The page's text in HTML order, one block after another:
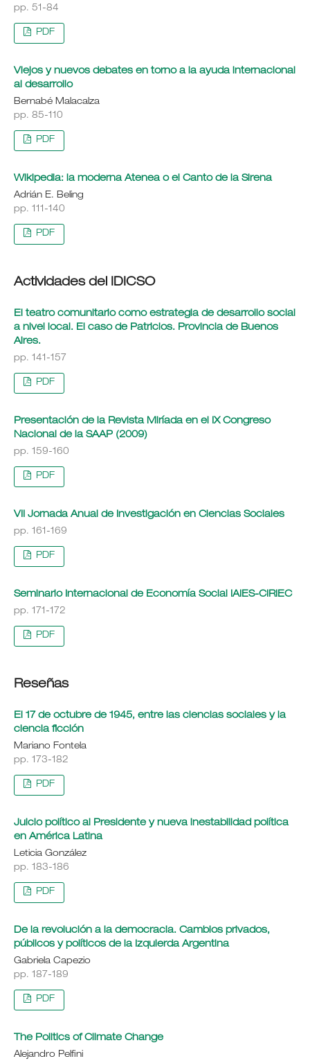
pp. 51-84
PDF
Viejos y nuevos debates en torno a la ayuda internacional
al desarrollo
Bernabé Malacalza
pp. 85-110
PDF
Wikipedia: la moderna Atenea o el Canto de la Sirena
Adrián E. Beling
pp. 111-140
PDF
Actividades del IDICSO
El teatro comunitario como estrategia de desarrollo social
a nivel local. El caso de Patricios. Provincia de Buenos
Aires.
pp. 141-157
PDF
Presentación de la Revista Miríada en el IX Congreso
Nacional de la SAAP (2009)
pp. 159-160
PDF
VII Jornada Anual de Investigación en Ciencias Sociales
pp. 161-169
PDF
Seminario Internacional de Economía Social IAIES-CIRIEC
pp. 171-172
PDF
Reseñas
El 17 de octubre de 1945, entre las ciencias sociales y la
ciencia ficción
Mariano Fontela
pp. 173-182
PDF
Juicio político al Presidente y nueva inestabilidad política
en América Latina
Leticia González
pp. 183-186
PDF
De la revolución a la democracia. Cambios privados,
públicos y políticos de la Izquierda Argentina
Gabriela Capezio
pp. 187-189
PDF
The Politics of Climate Change
Alejandro Pelfini